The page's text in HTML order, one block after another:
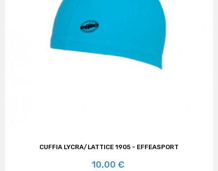
CUFFIA LYCRA/LATTICE 1905 - EFFEASPORT
Prezzo
10,00 €